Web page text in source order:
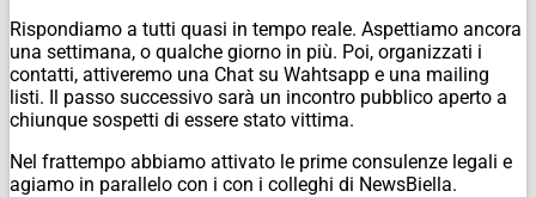
Rispondiamo a tutti quasi in tempo reale. Aspettiamo ancora
una settimana, o qualche giorno in più. Poi, organizzati i
contatti, attiveremo una Chat su Wahtsapp e una mailing
listi. Il passo successivo sarà un incontro pubblico aperto a
chiunque sospetti di essere stato vittima.
Nel frattempo abbiamo attivato le prime consulenze legali e
agiamo in parallelo con i con i colleghi di NewsBiella.